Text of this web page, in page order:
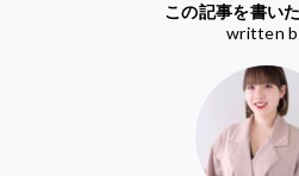
この記事を書い
written